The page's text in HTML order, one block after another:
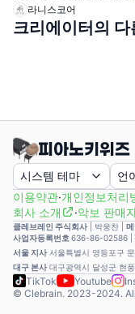
라니스코어
크리에이터의 다
시스템 테마 언
이용약관·개인정보처리
회사 소개
·악보 판매
클레브레인 주식회사| 박웅찬
사업자등록번호 636-86-02586 |
서울 지사 서울특별시 영등포구
대구 본사 대구광역시 달성군 현
TikTok Youtube
© Clebrain. 2023-2024.